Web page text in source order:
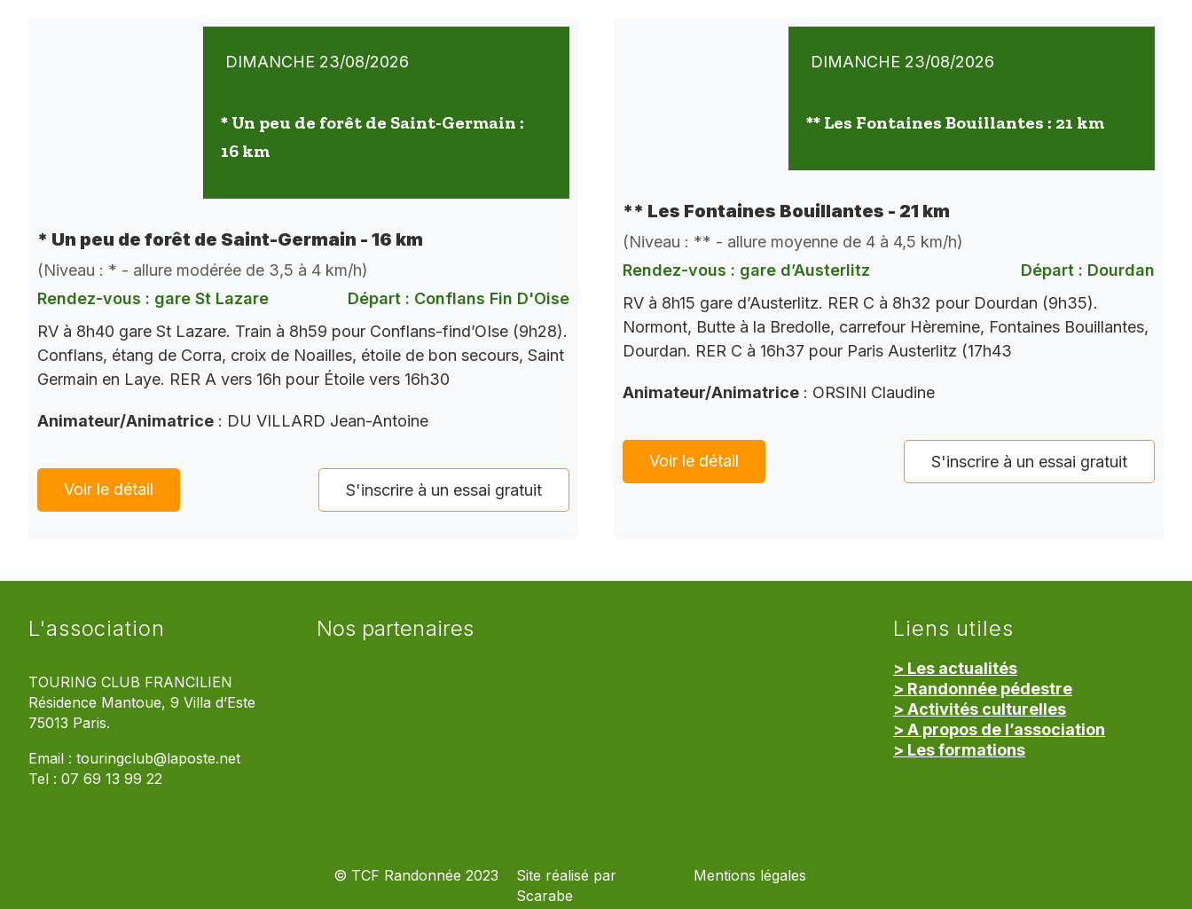
DIMANCHE 23/08/2026
* Un peu de forêt de Saint-Germain :
16 km
* Un peu de forêt de Saint-Germain - 16 km
(Niveau : * - allure modérée de 3,5 à 4 km/h)
Rendez-vous : gare St Lazare
Départ : Conflans Fin D'Oise
RV à 8h40 gare St Lazare. Train à 8h59 pour Conflans-find’OIse (9h28).
Conflans, étang de Corra, croix de Noailles, étoile de bon secours, Saint
Germain en Laye. RER A vers 16h pour Étoile vers 16h30
Animateur/Animatrice : DU VILLARD Jean-Antoine
Voir le détail S'inscrire à un essai gratuit
DIMANCHE 23/08/2026
** Les Fontaines Bouillantes : 21 km
** Les Fontaines Bouillantes - 21 km
(Niveau : ** - allure moyenne de 4 à 4,5 km/h)
Rendez-vous : gare d’Austerlitz
Départ : Dourdan
RV à 8h15 gare d’Austerlitz. RER C à 8h32 pour Dourdan (9h35).
Normont, Butte à la Bredolle, carrefour Hèremine, Fontaines Bouillantes,
Dourdan. RER C à 16h37 pour Paris Austerlitz (17h43
Animateur/Animatrice : ORSINI Claudine
Voir le détail S'inscrire à un essai gratuit
L'association
TOURING CLUB FRANCILIEN
Résidence Mantoue, 9 Villa d’Este
75013 Paris.
Email : touringclub@laposte.net
Tel : 07 69 13 99 22
Nos partenaires Liens utiles
> Les actualités
> Randonnée pédestre
> Activités culturelles
> A propos de l’association
> Les formations
© TCF Randonnée 2023
Site réalisé par
Scarabe
Mentions légales